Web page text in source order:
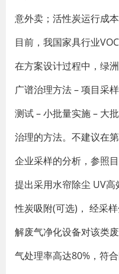
意外卖；活性炭运行成
目前，我国家具行业
在方案设计过程中，绿
广谱治理方法 – 项目采
测试 – 小批量实施 – 大
治理的方法。不建议在
企业采样的分析，参照
提出采用水帘除尘 UV
性炭吸附(可选)， 经采
解废气净化设备对该类
气处理率高达80%，符合